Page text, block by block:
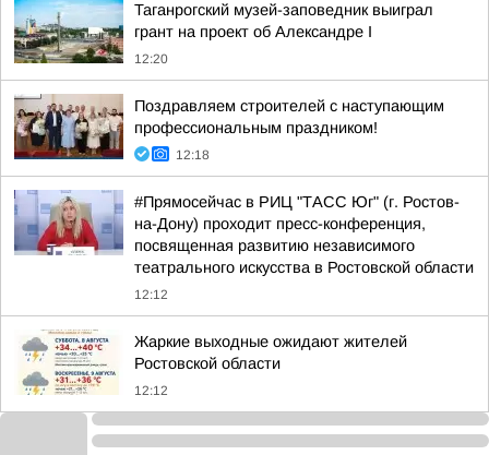
Таганрогский музей-заповедник выиграл
грант на проект об Александре I
12:20
Поздравляем строителей с наступающим
профессиональным праздником!
12:18
#Прямосейчас в РИЦ "ТАСС Юг" (г. Ростов-
на-Дону) проходит пресс-конференция,
посвященная развитию независимого
театрального искусства в Ростовской области
12:12
Жаркие выходные ожидают жителей
Ростовской области
12:12